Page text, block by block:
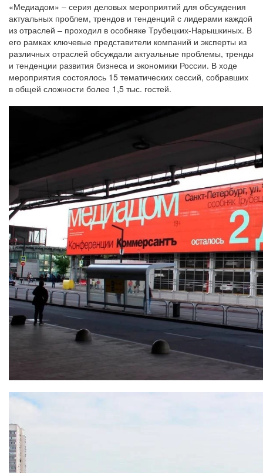
«Медиадом» – серия деловых мероприятий для обсуждения
актуальных проблем, трендов и тенденций с лидерами каждой
из отраслей – проходил в особняке Трубецких-Нарышкиных. В
его рамках ключевые представители компаний и эксперты из
различных отраслей обсуждали актуальные проблемы, тренды
и тенденции развития бизнеса и экономики России. В ходе
мероприятия состоялось 15 тематических сессий, собравших
в общей сложности более 1,5 тыс. гостей.